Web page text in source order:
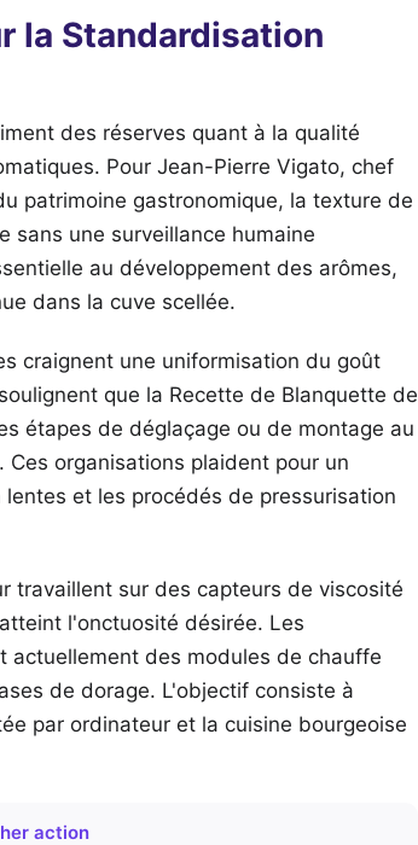
la Standardisation
des réserves quant à la qualité
Pour Jean-Pierre Vigato, chef
patrimoine gastronomique, la texture de
sans une surveillance humaine
au développement des arômes,
dans la cuve scellée.
craignent une uniformisation du goût
que la Recette de Blanquette de
étapes de déglaçage ou de montage au
organisations plaident pour un
et les procédés de pressurisation
travaillent sur des capteurs de viscosité
l'onctuosité désirée. Les
actuellement des modules de chauffe
de dorage. L'objectif consiste à
par ordinateur et la cuisine bourgeoise
action